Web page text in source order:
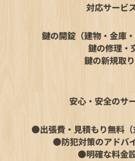
対応サービ
✔ 鍵の開錠（建物・金庫
✔ 鍵の修理・
✔ 鍵の新規取
安心・安全のサ
●出張費・見積もり無料（
●防犯対策のアドバ
●明確な料金